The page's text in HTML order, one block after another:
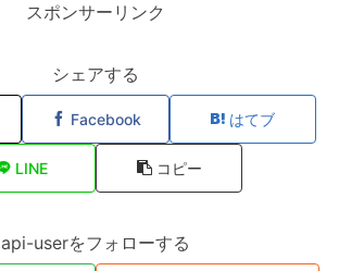
スポンサーリンク
シェアする
Facebook はてブ
LINE コピー
api-userをフォローする